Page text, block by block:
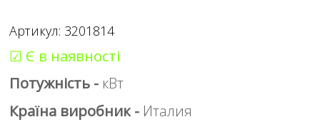
Артикул: 3201814
☑ Є в наявності
Потужність - кВт
Країна виробник - Италия